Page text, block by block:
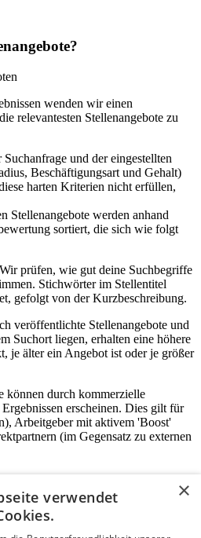
wenden wir einen
relevantesten Stellenangebote zu
und der eingestellten
Beschäftigungsart und Gehalt)
harten Kriterien nicht erfüllen,
Stellenangebote werden anhand
sortiert, die sich wie folgt
prüfen, wie gut deine Suchbegriffe
Stichwörter im Stellentitel
gefolgt von der Kurzbeschreibung.
veröffentlichte Stellenangebote und
Suchort liegen, erhalten eine höhere
je älter ein Angebot ist oder je größer
können durch kommerzielle
erscheinen. Dies gilt für
Arbeitgeber mit aktivem 'Boost'
(im Gegensatz zu externen
×
verwendet